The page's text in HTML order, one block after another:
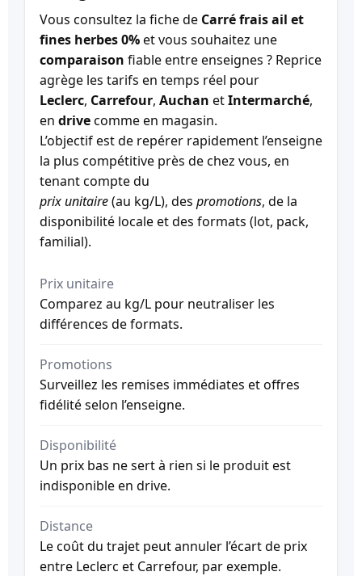
Vous consultez la fiche de Carré frais ail et
fines herbes 0%et vous souhaitez une
comparaison fiable entre enseignes ? Reprice
agrège les tarifs en temps réel pour
Leclerc, Carrefour, Auchan etIntermarché,
en drivecomme en magasin.
L’objectif est de repérer rapidement l’enseigne
la plus compétitive près de chez vous, en
tenant compte du
prix unitaire(au kg/L), des promotions, de la
disponibilité locale et des formats (lot, pack,
familial).
Prix unitaire
Comparez au kg/L pour neutraliser les
différences de formats.
Promotions
Surveillez les remises immédiates et offres
fidélité selon l’enseigne.
Disponibilité
Un prix bas ne sert à rien si le produit est
indisponible en drive.
Distance
Le coût du trajet peut annuler l’écart de prix
entre Leclerc et Carrefour, par exemple.